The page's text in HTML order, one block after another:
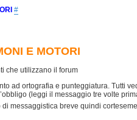
#
E MOTORI
che utilizzano il forum
ad ortografia e punteggiatura. Tutti
(leggi il messaggio tre volte
di messaggistica breve quindi